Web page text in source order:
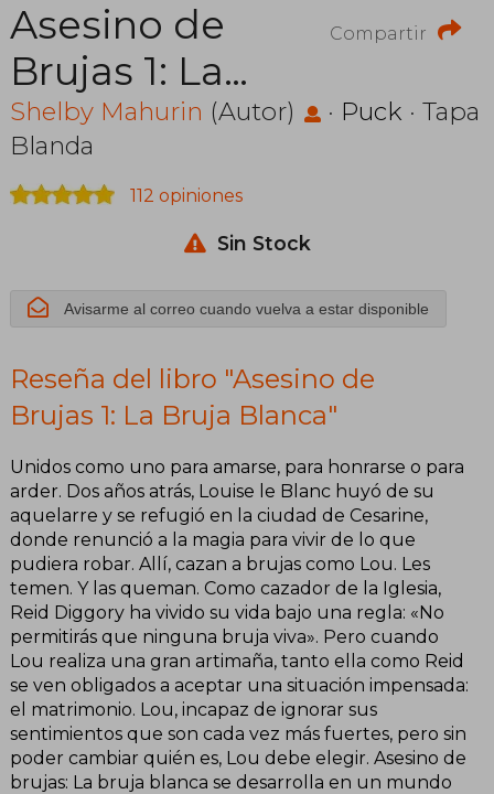
Compartir
Asesino de
Brujas 1: La
Bruja Blanca
Shelby Mahurin (Autor) · Puck · Tapa
Blanda
112 opiniones
Sin Stock
Avisarme al correo cuando vuelva a estar disponible
Reseña del libro "Asesino de
Brujas 1: La Bruja Blanca"
Unidos como uno para amarse, para honrarse o para
arder. Dos años atrás, Louise le Blanc huyó de su
aquelarre y se refugió en la ciudad de Cesarine,
donde renunció a la magia para vivir de lo que
pudiera robar. Allí, cazan a brujas como Lou. Les
temen. Y las queman. Como cazador de la Iglesia,
Reid Diggory ha vivido su vida bajo una regla: «No
permitirás que ninguna bruja viva». Pero cuando
Lou realiza una gran artimaña, tanto ella como Reid
se ven obligados a aceptar una situación impensada:
el matrimonio. Lou, incapaz de ignorar sus
sentimientos que son cada vez más fuertes, pero sin
poder cambiar quién es, Lou debe elegir. Asesino de
brujas: La bruja blanca se desarrolla en un mundo